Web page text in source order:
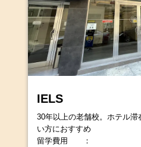
IELS
30年以上の老舗校。ホテル
い方におすすめ
留学費用 ：